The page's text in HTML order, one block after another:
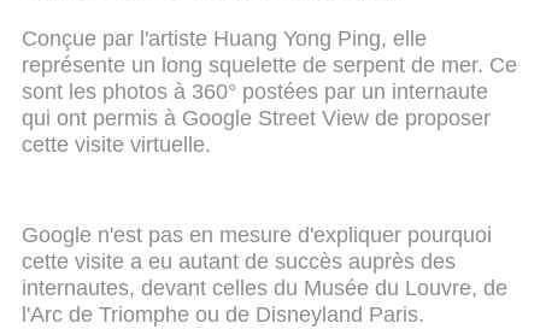
Conçue par l'artiste Huang Yong Ping, elle
représente un long squelette de serpent de mer. Ce
sont les photos à 360° postées par un internaute
qui ont permis à Google Street View de proposer
cette visite virtuelle.
Google n'est pas en mesure d'expliquer pourquoi
cette visite a eu autant de succès auprès des
internautes, devant celles du Musée du Louvre, de
l'Arc de Triomphe ou de Disneyland Paris.